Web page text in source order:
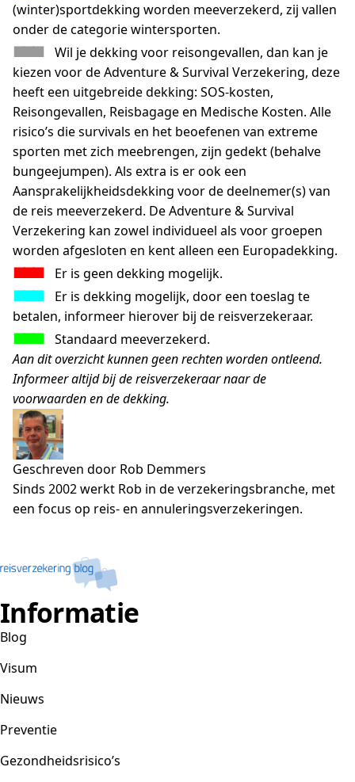
(winter)sportdekking worden meeverzekerd, zij vallen
onder de categorie wintersporten.
■■■
Wil je dekking voor reisongevallen, dan kan je
kiezen voor de Adventure & Survival Verzekering, deze
heeft een uitgebreide dekking: SOS-kosten,
Reisongevallen, Reisbagage en Medische Kosten. Alle
risico’s die survivals en het beoefenen van extreme
sporten met zich meebrengen, zijn gedekt (behalve
bungeejumpen). Als extra is er ook een
Aansprakelijkheidsdekking voor de deelnemer(s) van
de reis meeverzekerd. De Adventure & Survival
Verzekering kan zowel individueel als voor groepen
worden afgesloten en kent alleen een Europadekking.
■■■… Er is geen dekking mogelijk.
■■■… Er is dekking mogelijk, door een toeslag te
betalen, informeer hierover bij de reisverzekeraar.
■■■… Standaard meeverzekerd.
Aan dit overzicht kunnen geen rechten worden ontleend.
Informeer altijd bij de reisverzekeraar naar de
voorwaarden en de dekking.
Geschreven door Rob Demmers
Sinds 2002 werkt Rob in de verzekeringsbranche, met
een focus op reis- en annuleringsverzekeringen.
Informatie
Blog
Visum
Nieuws
Preventie
Gezondheidsrisico’s